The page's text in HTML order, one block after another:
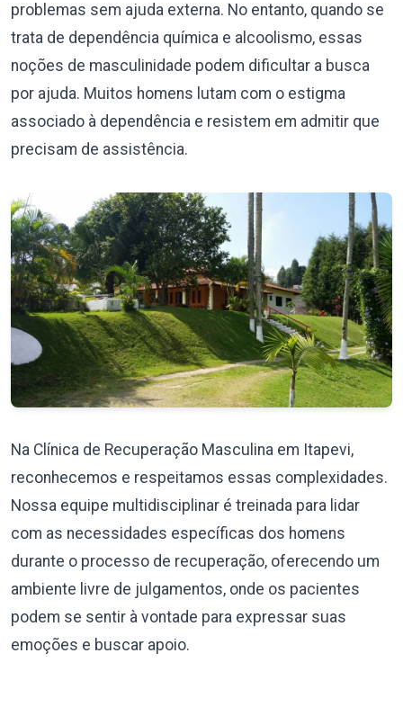
problemas sem ajuda externa. No entanto, quando se
trata de dependência química e alcoolismo, essas
noções de masculinidade podem dificultar a busca
por ajuda. Muitos homens lutam com o estigma
associado à dependência e resistem em admitir que
precisam de assistência.
Na Clínica de Recuperação Masculina em Itapevi,
reconhecemos e respeitamos essas complexidades.
Nossa equipe multidisciplinar é treinada para lidar
com as necessidades específicas dos homens
durante o processo de recuperação, oferecendo um
ambiente livre de julgamentos, onde os pacientes
podem se sentir à vontade para expressar suas
emoções e buscar apoio.